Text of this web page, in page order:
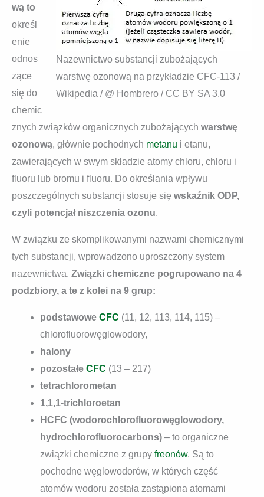
Nazewnictwo substancji zubożających
warstwę ozonową na przykładzie CFC-113 /
Wikipedia / @ Hombrero / CC BY SA 3.0
wą to
określ
enie
odnos
zące
się do
chemic
znych związków organicznych zubożających warstwę
ozonową, głównie pochodnych metanu i etanu,
zawierających w swym składzie atomy chloru, chloru i
fluoru lub bromu i fluoru. Do określania wpływu
poszczególnych substancji stosuje się wskaźnik ODP,
czyli potencjał niszczenia ozonu.
W związku ze skomplikowanymi nazwami chemicznymi
tych substancji, wprowadzono uproszczony system
nazewnictwa. Związki chemiczne pogrupowano na 4
podzbiory, a te z kolei na 9 grup:
podstawowe CFC (11, 12, 113, 114, 115) –
chlorofluorowęglowodory,
halony
pozostałe CFC (13 – 217)
tetrachlorometan
1,1,1-trichloroetan
HCFC (wodorochlorofluorowęglowodory,
hydrochlorofluorocarbons) – to organiczne
związki chemiczne z grupy freonów. Są to
pochodne węglowodorów, w których część
atomów wodoru została zastąpiona atomami